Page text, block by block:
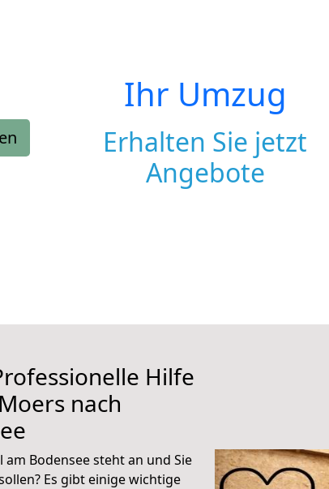
Ihr Umzug
Erhalten Sie jetzt
Angebote
Hilfe
nach
Bodensee steht an und Sie
Es gibt einige wichtige